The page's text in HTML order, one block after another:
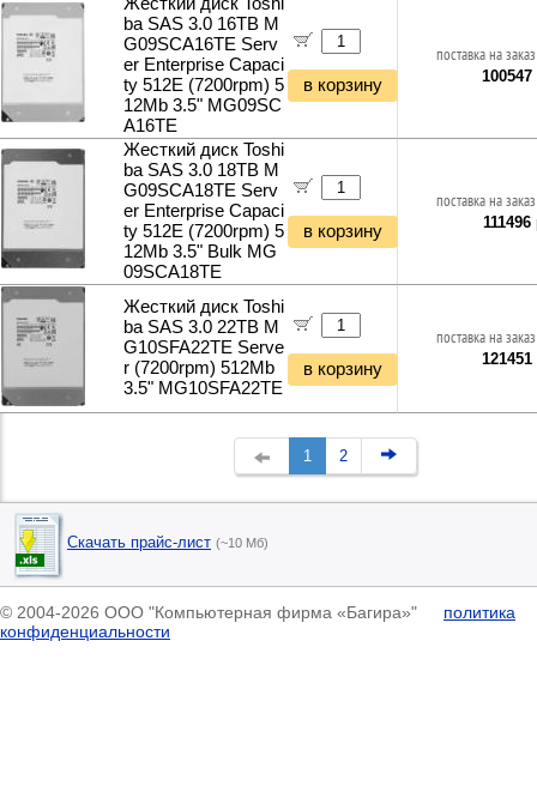
ba SAS 3.0 16TB M
G09SCA16TE Serv
er Enterprise Capaci
ty 512E (7200rpm) 5
12Mb 3.5" MG09SC
A16TE
в корзину
поставка на
100547
Жесткий диск Toshi
ba SAS 3.0 18TB M
G09SCA18TE Serv
er Enterprise Capaci
ty 512E (7200rpm) 5
12Mb 3.5" Bulk MG
09SCA18TE
в корзину
поставка на
111496
Жесткий диск Toshi
ba SAS 3.0 22TB M
G10SFA22TE Serve
r (7200rpm) 512Mb
3.5" MG10SFA22TE
в корзину
поставка на
121451
1 2
Скачать прайс-лист (~10 Мб)
© 2004-2026 ООО "Компьютерная фирма «Багира»" политика
конфиденциальности